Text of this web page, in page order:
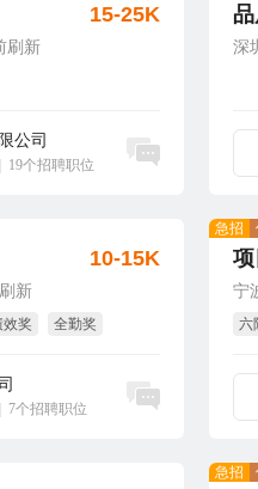
刷新
公司
19个招聘职位
15-25K
深
新
效奖
全勤奖
7个招聘职位
10-15K
宁
六
急招
急招